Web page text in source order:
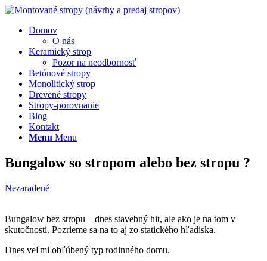
Domov
O nás
Keramický strop
Pozor na neodbornosť
Betónové stropy
Monolitický strop
Drevené stropy
Stropy-porovnanie
Blog
Kontakt
Menu Menu
Bungalow so stropom alebo bez stropu ?
Nezaradené
Bungalow bez stropu – dnes stavebný hit, ale ako je na tom v
skutočnosti. Pozrieme sa na to aj zo statického hľadiska.
Dnes veľmi obľúbený typ rodinného domu.